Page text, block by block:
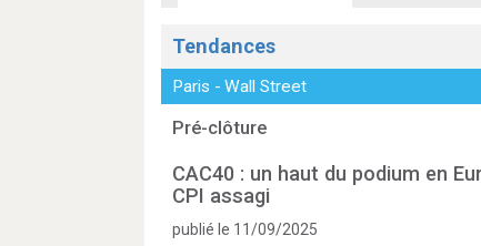
Tendances
Paris - Wall Street
Pré-clôture
CAC40 : un haut du podium en
CPI assagi
publié le 11/09/2025